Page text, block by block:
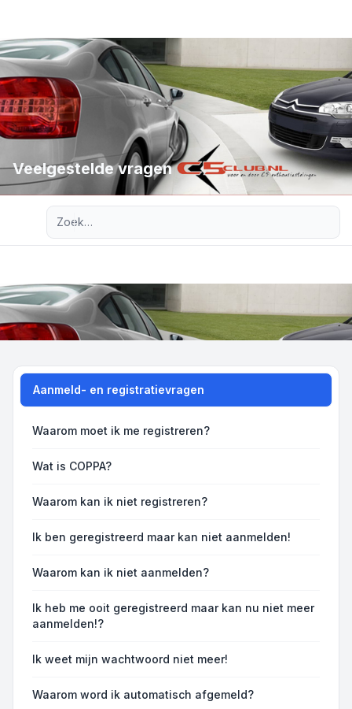
Veelgestelde vragen
Aanmeld- en registratievragen
Waarom moet ik me registreren?
Wat is COPPA?
Waarom kan ik niet registreren?
Ik ben geregistreerd maar kan niet aanmelden!
Waarom kan ik niet aanmelden?
Ik heb me ooit geregistreerd maar kan nu niet meer
aanmelden!?
Ik weet mijn wachtwoord niet meer!
Waarom word ik automatisch afgemeld?